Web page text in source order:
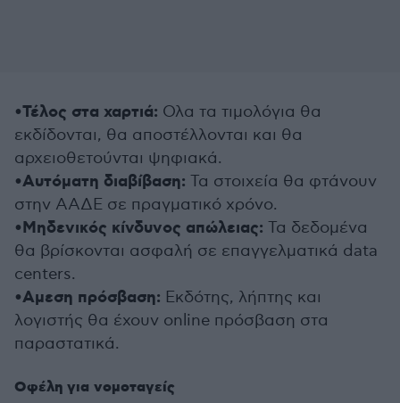
•Τέλος στα χαρτιά: Ολα τα τιμολόγια θα
εκδίδονται, θα αποστέλλονται και θα
αρχειοθετούνται ψηφιακά.
•Αυτόματη διαβίβαση: Τα στοιχεία θα φτάνουν
στην ΑΑΔΕ σε πραγματικό χρόνο.
•Μηδενικός κίνδυνος απώλειας: Τα δεδομένα
θα βρίσκονται ασφαλή σε επαγγελματικά data
centers.
•Αμεση πρόσβαση: Εκδότης, λήπτης και
λογιστής θα έχουν online πρόσβαση στα
παραστατικά.
Οφέλη για νομοταγείς